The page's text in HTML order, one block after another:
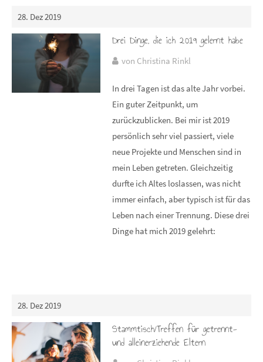
28. Dez 2019
Drei Dinge, die ich 2019 gelernt habe
von Christina Rinkl
In drei Tagen ist das alte Jahr vorbei.
Ein guter Zeitpunkt, um
zurückzublicken. Bei mir ist 2019
persönlich sehr viel passiert, viele
neue Projekte und Menschen sind in
mein Leben getreten. Gleichzeitig
durfte ich Altes loslassen, was nicht
immer einfach, aber typisch ist für das
Leben nach einer Trennung. Diese drei
Dinge hat mich 2019 gelehrt:
28. Dez 2019
Stammtisch/Treffen für getrennt-
und alleinerziehende Eltern